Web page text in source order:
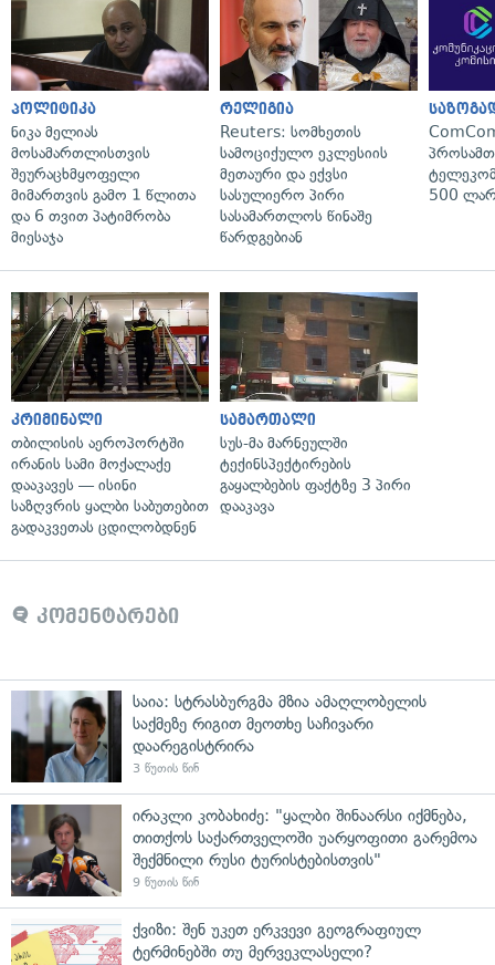
პოლიტიკა
ნიკა მელიას
მოსამართლისთვის
შეურაცხმყოფელი
მიმართვის გამო 1 წლითა
და 6 თვით პატიმრობა
მიესაჯა
რელიგია
Reuters: სომხეთის
სამოციქულო ეკლესიის
მეთაური და ექვსი
სასულიერო პირი
სასამართლოს წინაშე
წარდგებიან
500
კრიმინალი
თბილისის აეროპორტში
ირანის სამი მოქალაქე
დააკავეს — ისინი
საზღვრის ყალბი საბუთებით
გადაკვეთას ცდილობდნენ
სამართალი
სუს-მა მარნეულში
ტექინსპექტირების
გაყალბების ფაქტზე 3 პირი
დააკავა
კომენტარები
საია: სტრასბურგმა მზია ამაღლობელის
საქმეზე რიგით მეოთხე საჩივარი
დაარეგისტრირა
3 წუთის წინ
ირაკლი კობახიძე: "ყალბი შინაარსი იქმნება,
თითქოს საქართველოში უარყოფითი გარემოა
შექმნილი რუსი ტურისტებისთვის"
9 წუთის წინ
ქვიზი: შენ უკეთ ერკვევი გეოგრაფიულ
ტერმინებში თუ მერვეკლასელი?